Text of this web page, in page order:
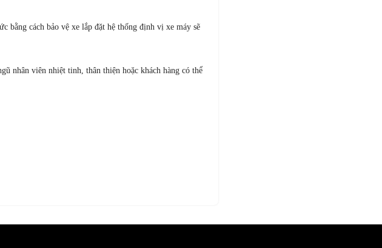
bằng cách bảo vệ xe lắp đặt hệ thống định vị xe máy sẽ
nhân viên nhiệt tinh, thân thiện hoặc khách hàng có thể